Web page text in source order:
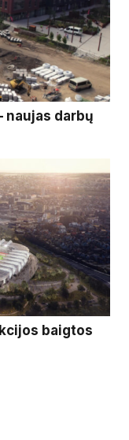
naujas darbų
baigtos